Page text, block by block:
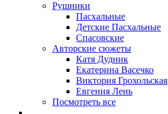
Рушники
Пасхальные
Детские Пасхальные
Спасовские
Авторские сюжеты
Катя Дудник
Екатерина Васечко
Виктория Грохольская
Евгения Лень
Посмотреть все